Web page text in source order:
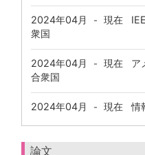
2024年04月 - 現在
衆国
2024年04月 - 現在 ア
合衆国
2024年04月 - 現在 情
論文